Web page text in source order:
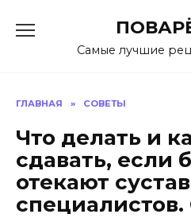
содержаниюСамые лучшие
ГЛАВНАЯ » СОВЕТЫ
Что делать и
сдавать, если
отекают
специалистов.